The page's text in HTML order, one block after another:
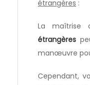
étrangères :
La maîtrise
étrangères
manœuvre
Cependant,